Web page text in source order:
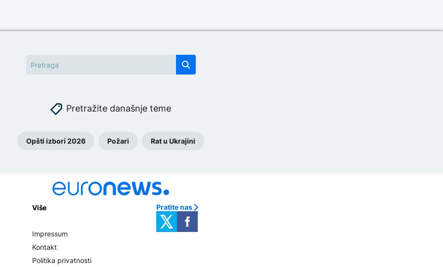
Pretražite današnje teme
Opšti izbori 2026 Požari Rat u Ukrajini
Više
Impressum
Kontakt
Politika privatnosti
Pratite nas